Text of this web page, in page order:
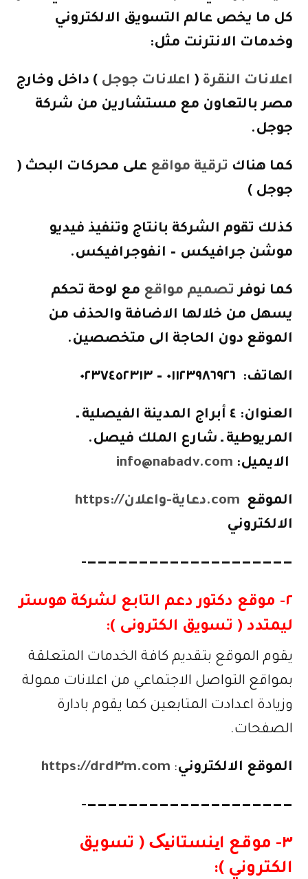
كل ما يخص عالم التسويق الالكتروني
وخدمات الانترنت مثل:
اعلانات النقرة ( اعلانات جوجل ) داخل وخارج
مصر بالتعاون مع مستشارين من شركة
جوجل.
كما هناك ترقية مواقع على محركات البحث (
جوجل )
كذلك تقوم الشركة بانتاج وتنفيذ فيديو
موشن جرافيكس – انفوجرافيكس.
كما نوفر تصميم مواقع مع لوحة تحكم
يسهل من خلالها الاضافة والحذف من
الموقع دون الحاجة الى متخصصين.
الهاتف: ٠١١٢٣٩٨٦٩٢٦ – ٠٢٣٧٤٥٢٣١٣
العنوان: ٤ أبراج المدينة الفيصلية ـ
المريوطية ـ شارع الملك فيصل.
الايميل: info@nabadv.com
https://دعاية-واعلان.com الموقع
الالكتروني
————————————————————-
٢- موقع دكتور دعم التابع لشركة هوستر
ليمتدد ( تسويق الكترونى ):
يقوم الموقع بتقديم كافة الخدمات المتعلقة
بمواقع التواصل الاجتماعي من اعلانات ممولة
وزيادة اعدادت المتابعين كما يقوم بادارة
الصفحات.
https://drd٣m.com :الموقع الالكتروني
————————————————————-
٣- موقع اینستانیک ( تسويق
الكتروني ):